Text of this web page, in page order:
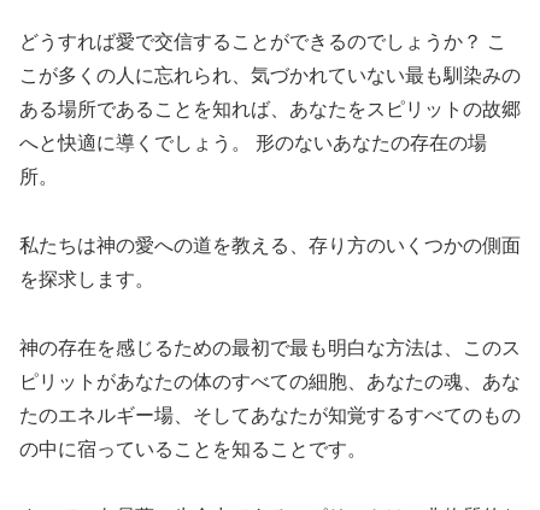
どうすれば愛で交信することができるのでしょうか？ こ
こが多くの人に忘れられ、気づかれていない最も馴染みの
ある場所であることを知れば、あなたをスピリットの故郷
へと快適に導くでしょう。 形のないあなたの存在の場
所。
私たちは神の愛への道を教える、存り方のいくつかの側面
を探求します。
神の存在を感じるための最初で最も明白な方法は、このス
ピリットがあなたの体のすべての細胞、あなたの魂、あな
たのエネルギー場、そしてあなたが知覚するすべてのもの
の中に宿っていることを知ることです。